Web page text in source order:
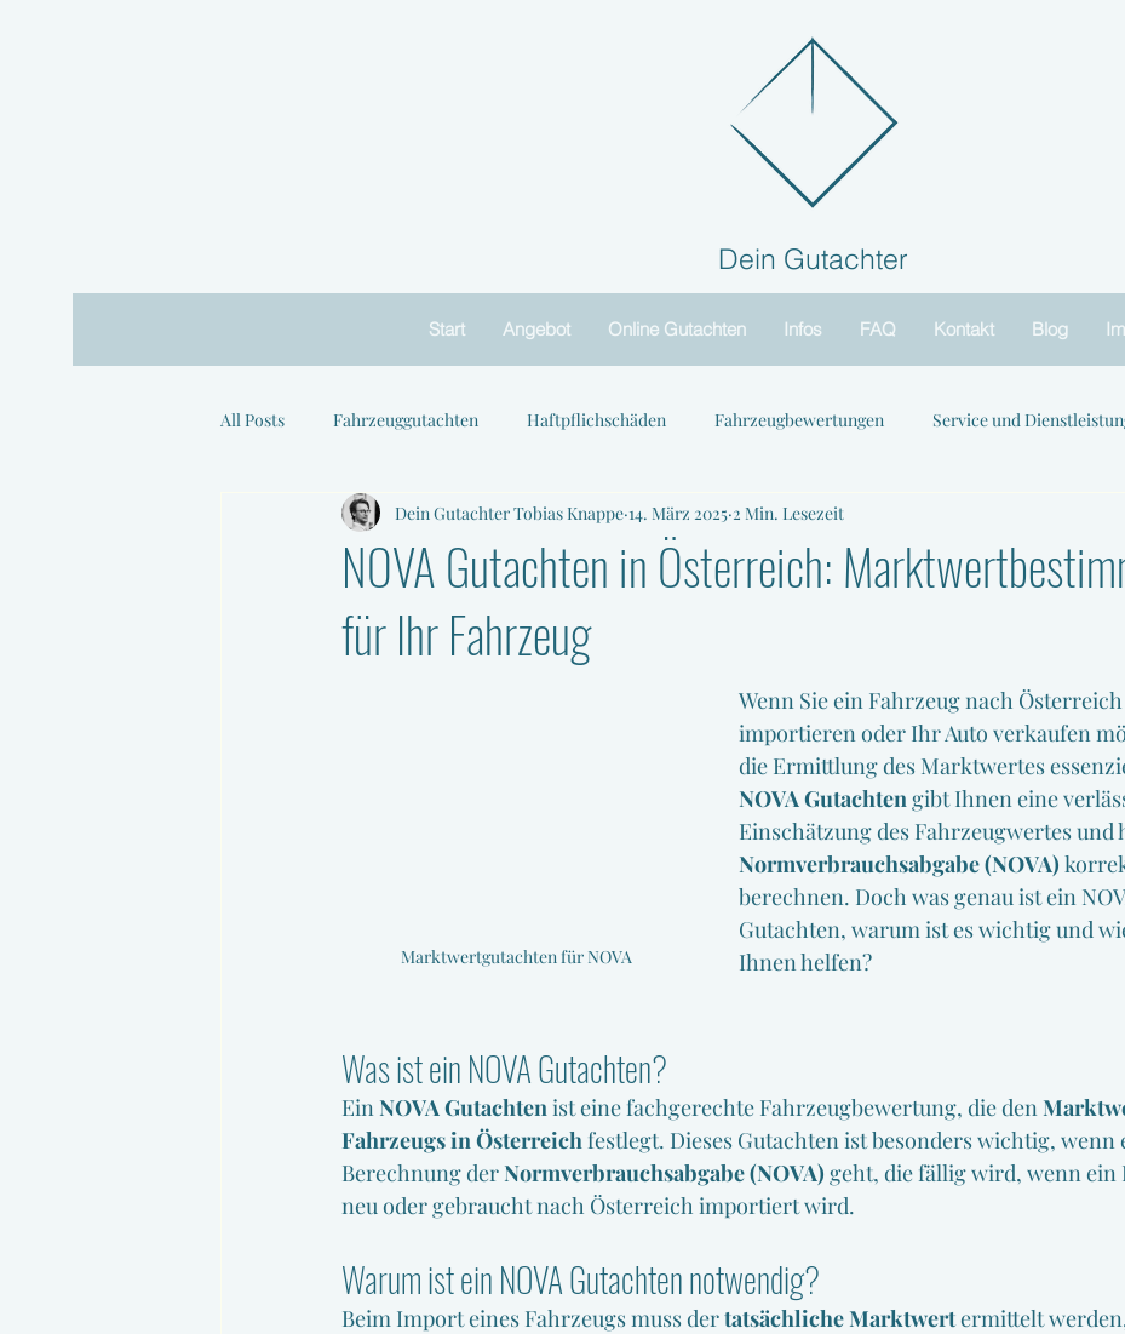
Dein Gutachter
Start Angebot Online Gutachten Infos FAQ Kontakt Blog
All Posts Fahrzeuggutachten Haftpflichschäden Fahrzeugbewertungen Service und
Tipps und Ratschläge Branchennews und Trends
NOVA Gutachten in Österreich:
für Ihr Fahrzeug
Dein Gutachter Tobias Knappe 14. März 2025 2 Min. Lesezeit
Marktwertgutachten für NOVA
Wenn Sie ein Fahrzeug nach Österreich
importieren oder Ihr Auto verkaufen
die Ermittlung des Marktwertes
NOVA Gutachten gibt Ihnen eine
Einschätzung des Fahrzeugwertes und
Normverbrauchsabgabe (NOVA)
berechnen. Doch was genau ist ein
Gutachten, warum ist es wichtig und
Ihnen helfen?
Was ist ein NOVA Gutachten?
Ein NOVA Gutachten ist eine fachgerechte Fahrzeugbewertung, die den
Fahrzeugs in Österreich festlegt. Dieses Gutachten ist besonders wichtig, wenn
Berechnung der Normverbrauchsabgabe (NOVA) geht, die fällig wird, wenn ein
neu oder gebraucht nach Österreich importiert wird.
Warum ist ein NOVA Gutachten notwendig?
Beim Import eines Fahrzeugs muss der tatsächliche Marktwert ermittelt